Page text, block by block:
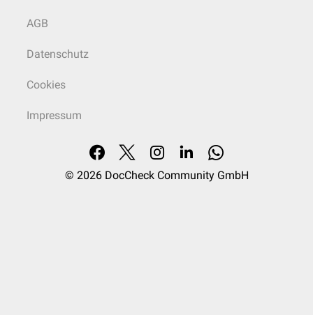
AGB
Datenschutz
Cookies
Impressum
© 2026 DocCheck Community GmbH